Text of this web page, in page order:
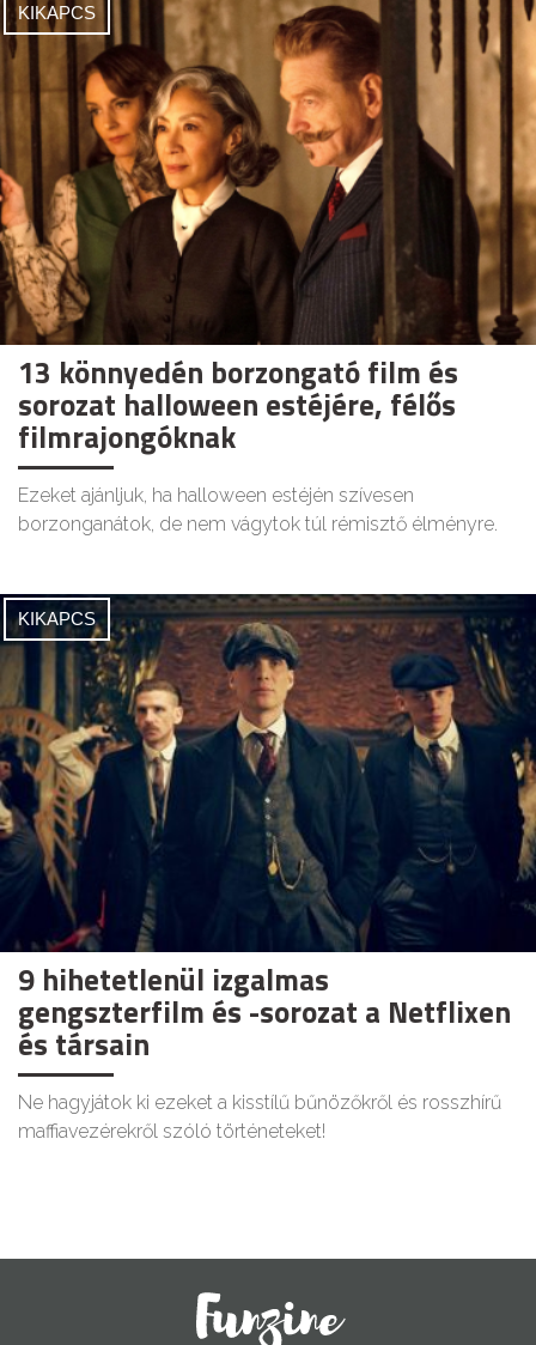
KIKAPCS
13 könnyedén borzongató film és
sorozat halloween estéjére, félős
filmrajongóknak
Ezeket ajánljuk, ha halloween estéjén szívesen
borzonganátok, de nem vágytok túl rémisztő élményre.
KIKAPCS
9 hihetetlenül izgalmas
gengszterfilm és -sorozat a Netflixen
és társain
Ne hagyjátok ki ezeket a kisstílű bűnözőkről és rosszhírű
maffiavezérekről szóló történeteket!